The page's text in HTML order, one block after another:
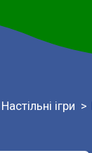
Настільні ігри